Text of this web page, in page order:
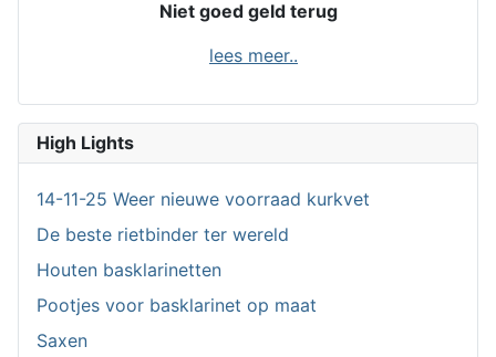
Niet goed geld terug
lees meer..
High Lights
14-11-25 Weer nieuwe voorraad kurkvet
De beste rietbinder ter wereld
Houten basklarinetten
Pootjes voor basklarinet op maat
Saxen